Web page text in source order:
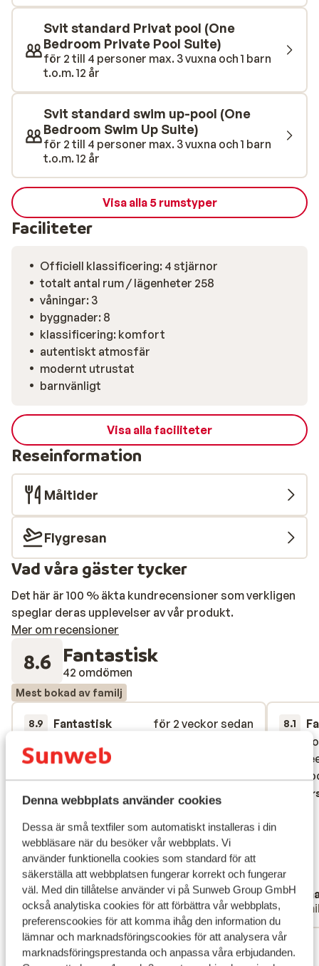
Denna webbplats använder cookies
Dessa är små textfiler som automatiskt installeras i din
webbläsare när du besöker vår webbplats. Vi
använder funktionella cookies som standard för att
säkerställa att webbplatsen fungerar korrekt och fungerar
väl. Med din tillåtelse använder vi på Sunweb Group GmbH
också analytiska cookies för att förbättra vår webbplats,
preferenscookies för att komma ihåg den information du
lämnar och marknadsföringscookies för att analysera vår
marknadsföringsprestanda och anpassa våra erbjudanden.
från hotellet ligger Can Picaforts breda, finkorniga
sandstrand som med sin långgrunda kust är idealisk
för barnfamiljer. Slå dig ner på handduken och njut av
solens värme, eller hyr en solstol från någon av
strandklubbarna för extra bekvämlighet. Här råder en
härlig stämning, och det finns alltid något att göra för
den som vill ha lite omväxling från sol och bad.
Huvudrestaurangen Caprice serverar vällagad mat
både från det spanska köket men även välkända
internationella rätter. Är du sugen på något lättare
tilltugg eller något gott att dricka finns det i poolbaren
eller loungebaren. Minimarket finns i anslutning till
hotellet.
Svit standard Privat pool (One
Bedroom Private Pool Suite)
för 2 till 4 personer max. 3 vuxna och 1 barn
t.o.m. 12 år
Svit standard swim up-pool (One
Bedroom Swim Up Suite)
för 2 till 4 personer max. 3 vuxna och 1 barn
t.o.m. 12 år
Visa alla 5 rumstyper
Faciliteter
Officiell klassificering: 4 stjärnor
totalt antal rum / lägenheter 258
våningar: 3
byggnader: 8
klassificering: komfort
autentiskt atmosfär
modernt utrustat
barnvänligt
Visa alla faciliteter
Reseinformation
Måltider
Flygresan
Vad våra gäster tycker
Det här är 100 % äkta kundrecensioner som verkligen
speglar deras upplevelser av vår produkt.
Mer om recensioner
8.6 Fantastisk
42 omdömen
Mest bokad av familj
8.9 Fantastisk
för 2 veckor sedan
imødekommende og hjælpsomme.
Pool'sne og stranden er meget
børnevenlige/tilpas lave. Mine børn på 2, 9
og 12 år elskede dem. Vi lavede selv mad og
hentede take away. Kan klart anbefales. Vi
vil klart anbefale og benytte Sunweb igen.
imødekommende og hjælpsomme.
Pool'sne og stranden er meget
børnevenlige/tilpas lave. Mine børn på 2, 9
og 12 år elskede dem. Vi lavede selv mad og
hentede take away. Kan klart anbefales. Vi
vil klart anbefale og benytte Sunweb ig...
mer
Översätt till svenska
Maria Speich
Ensam förälder
8.1
Heel
met
leuk
Heel
met
leuk
Visa alla 42 omdömen